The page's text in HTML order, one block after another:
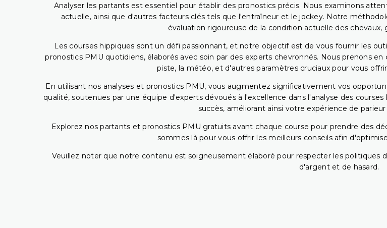
Analyser les partants est essentiel pour établir des pronostics précis. Nous examinons
actuelle, ainsi que d'autres facteurs clés tels que l'entraîneur et le jockey. Notre
évaluation rigoureuse de la condition actuelle des chevaux,
Les courses hippiques sont un défi passionnant, et notre objectif est de vous fournir les
pronostics PMU quotidiens, élaborés avec soin par des experts chevronnés. Nous prenons
piste, la météo, et d'autres paramètres cruciaux pour vous
En utilisant nos analyses et pronostics PMU, vous augmentez significativement vos
qualité, soutenues par une équipe d'experts dévoués à l'excellence dans l'analyse des
succès, améliorant ainsi votre expérience de
Explorez nos partants et pronostics PMU gratuits avant chaque course pour prendre des
sommes là pour vous offrir les meilleurs conseils afin
Veuillez noter que notre contenu est soigneusement élaboré pour respecter les politiques
d'argent et de hasard.